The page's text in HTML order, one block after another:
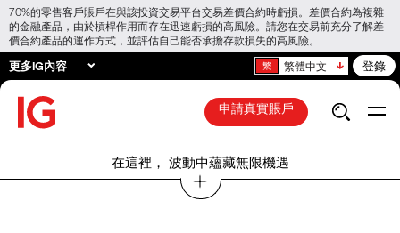
70%的零售客戶賬戶在與該投資交易平台交易差價合約時虧損。差價合約為複雜
的金融產品，由於槓桿作用而存在迅速虧損的高風險。請您在交易前充分了解差
價合約產品的運作方式，並評估自己能否承擔存款損失的高風險。
更多IG內容 繁體中文 登錄
申請真實賬戶
在這裡， 波動中蘊藏無限機遇